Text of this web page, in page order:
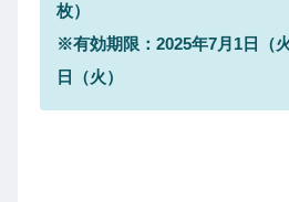
枚）
※有効期限：2025年7月1日（
日（火）